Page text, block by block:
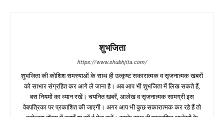
शुभजिता
https://www.shubhjita.com/
शुभजिता की कोशिश समस्याओं के साथ ही उत्कृष्ट सकारात्मक व सृजनात्मक खबरों
को साभार संग्रहित कर आगे ले जाना है। अब आप भी शुभजिता में लिख सकते हैं,
बस नियमों का ध्यान रखें। चयनित खबरें, आलेख व सृजनात्मक सामग्री इस
वेबपत्रिका पर प्रकाशित की जाएगी। अगर आप भी कुछ सकारात्मक कर रहे हैं तो